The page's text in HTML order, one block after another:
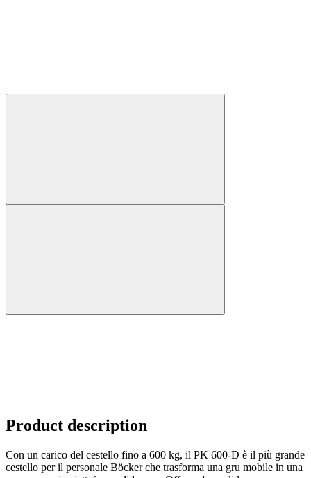
Product description
Con un carico del cestello fino a 600 kg, il PK 600-D è il più grande
cestello per il personale Böcker che trasforma una gru mobile in una